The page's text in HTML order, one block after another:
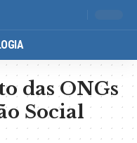
das ONGs
Social